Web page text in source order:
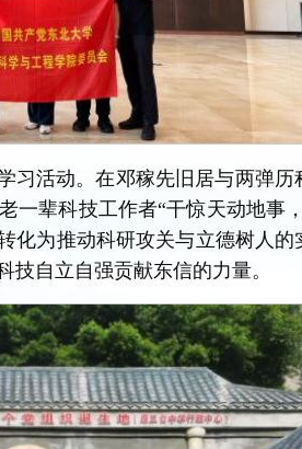
习活动。在邓稼先旧居与两弹
一辈科技工作者“干惊天动地事
化为推动科研攻关与立德树人的
自立自强贡献东信的力量。